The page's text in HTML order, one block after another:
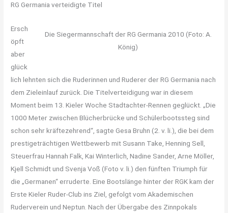
RG Germania verteidigte Titel
Die Siegermannschaft der RG Germania 2010 (Foto: A.
König)
Ersch
öpft
aber
glück
lich lehnten sich die Ruderinnen und Ruderer der RG Germania nach
dem Zieleinlauf zurück. Die Titelverteidigung war in diesem
Moment beim 13. Kieler Woche Stadtachter-Rennen geglückt. „Die
1000 Meter zwischen Blücherbrücke und Schülerbootssteg sind
schon sehr kräftezehrend“, sagte Gesa Bruhn (2. v. li.), die bei dem
prestigeträchtigen Wettbewerb mit Susann Take, Henning Sell,
Steuerfrau Hannah Falk, Kai Winterlich, Nadine Sander, Arne Möller,
Kjell Schmidt und Svenja Voß (Foto v. li.) den fünften Triumph für
die „Germanen“ erruderte. Eine Bootslänge hinter der RGK kam der
Erste Kieler Ruder-Club ins Ziel, gefolgt vom Akademischen
Ruderverein und Neptun. Nach der Übergabe des Zinnpokals